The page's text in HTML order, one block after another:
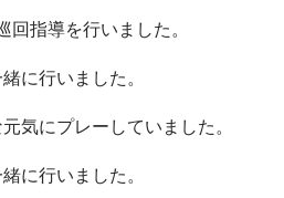
指導を行いました。
に行いました。
気にプレーしていました。
に行いました。